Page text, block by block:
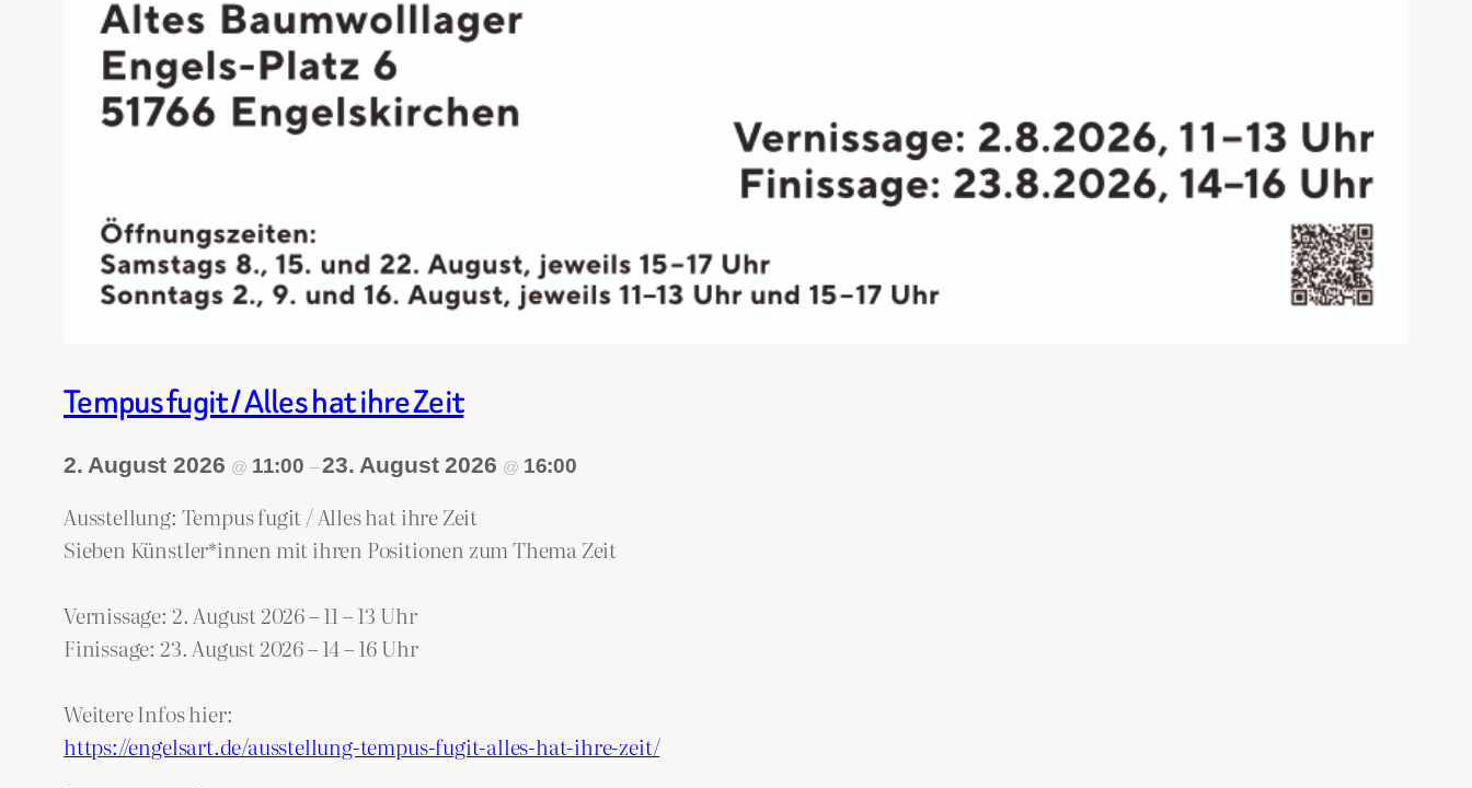
Tempus fugit / Alles hat ihre Zeit
2. August 2026 @ 11:00 –23. August 2026 @ 16:00
Ausstellung: Tempus fugit / Alles hat ihre Zeit
Sieben Künstler*innen mit ihren Positionen zum Thema Zeit
Vernissage: 2. August 2026 – 11 – 13 Uhr
Finissage: 23. August 2026 – 14 – 16 Uhr
Weitere Infos hier:
https://engelsart.de/ausstellung-tempus-fugit-alles-hat-ihre-zeit/